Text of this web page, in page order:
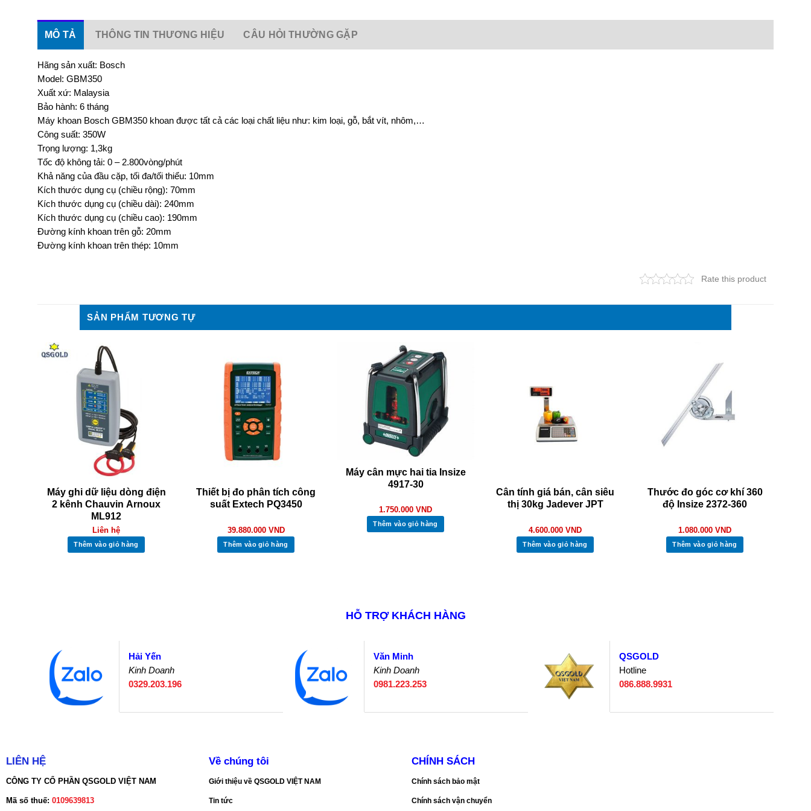
MÔ TẢ THÔNG TIN THƯƠNG HIỆU CÂU HỎI THƯỜNG GẶP
Hãng sản xuất: Bosch
Model: GBM350
Xuất xứ: Malaysia
Bảo hành: 6 tháng
Máy khoan Bosch GBM350 khoan được tất cả các loại chất liệu như: kim loại, gỗ, bắt vít, nhôm,…
Công suất: 350W
Trọng lượng: 1,3kg
Tốc độ không tải: 0 – 2.800vòng/phút
Khả năng của đầu cặp, tối đa/tối thiểu: 10mm
Kích thước dụng cụ (chiều rộng): 70mm
Kích thước dụng cụ (chiều dài): 240mm
Kích thước dụng cụ (chiều cao): 190mm
Đường kính khoan trên gỗ: 20mm
Đường kính khoan trên thép: 10mm
Rate this product
SẢN PHẨM TƯƠNG TỰ
Máy ghi dữ liệu dòng điện
2 kênh Chauvin Arnoux
ML912
Liên hệ
Thêm vào giỏ hàng
Thiết bị đo phân tích công
suất Extech PQ3450
39.880.000 VND
Thêm vào giỏ hàng
Máy cân mực hai tia Insize
4917-30
1.750.000 VND
Thêm vào giỏ hàng
Cân tính giá bán, cân siêu
thị 30kg Jadever JPT
4.600.000 VND
Thêm vào giỏ hàng
Thước đo góc cơ khí 360
độ Insize 2372-360
1.080.000 VND
Thêm vào giỏ hàng
HỖ TRỢ KHÁCH HÀNG
Hải Yến
Kinh Doanh
0329.203.196
Văn Minh
Kinh Doanh
0981.223.253
QSGOLD
Hotline
086.888.9931
LIÊN HỆ
CÔNG TY CỔ PHẦN QSGOLD VIỆT NAM
Mã số thuế: 0109639813
Về chúng tôi
Giới thiệu về QSGOLD VIỆT NAM
Tin tức
CHÍNH SÁCH
Chính sách bảo mật
Chính sách vận chuyển